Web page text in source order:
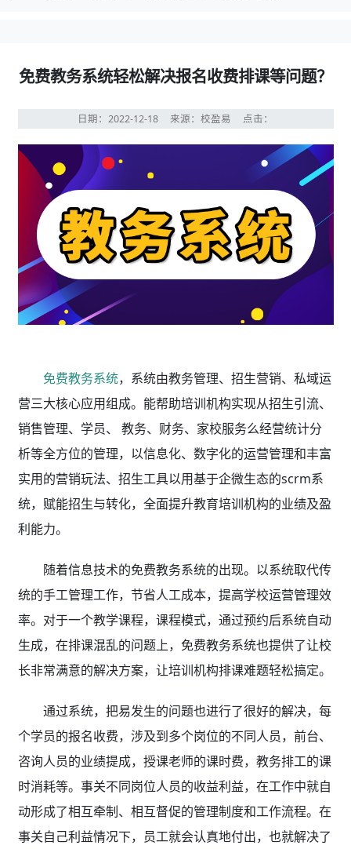
免费教务系统轻松解决报名收费排课等问题？
日期：2022-12-18 来源：校盈易 点击：
免费教务系统，系统由教务管理、招生营销、私域运
营三大核心应用组成。能帮助培训机构实现从招生引流、
销售管理、学员、 教务、财务、家校服务么经营统计分
析等全方位的管理，以信息化、数字化的运营管理和丰富
实用的营销玩法、招生工具以用基于企微生态的scrm系
统，赋能招生与转化，全面提升教育培训机构的业绩及盈
利能力。
随着信息技术的免费教务系统的出现。以系统取代传
统的手工管理工作，节省人工成本，提高学校运营管理效
率。对于一个教学课程，课程模式，通过预约后系统自动
生成，在排课混乱的问题上，免费教务系统也提供了让校
长非常满意的解决方案，让培训机构排课难题轻松搞定。
通过系统，把易发生的问题也进行了很好的解决，每
个学员的报名收费，涉及到多个岗位的不同人员，前台、
咨询人员的业绩提成，授课老师的课时费，教务排工的课
时消耗等。事关不同岗位人员的收益利益，在工作中就自
动形成了相互牵制、相互督促的管理制度和工作流程。在
事关自己利益情况下，员工就会认真地付出，也就解决了